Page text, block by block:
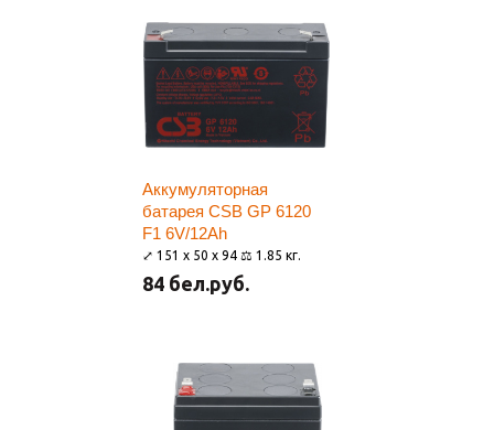
Аккумуляторная
батарея CSB GP 6120
F1 6V/12Ah
⤢ 151 x 50 x 94 ⚖ 1.85 кг.
84 бел.руб.